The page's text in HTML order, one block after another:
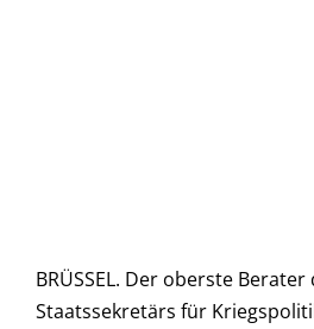
BRÜSSEL. Der oberste Berater
Staatssekretärs für